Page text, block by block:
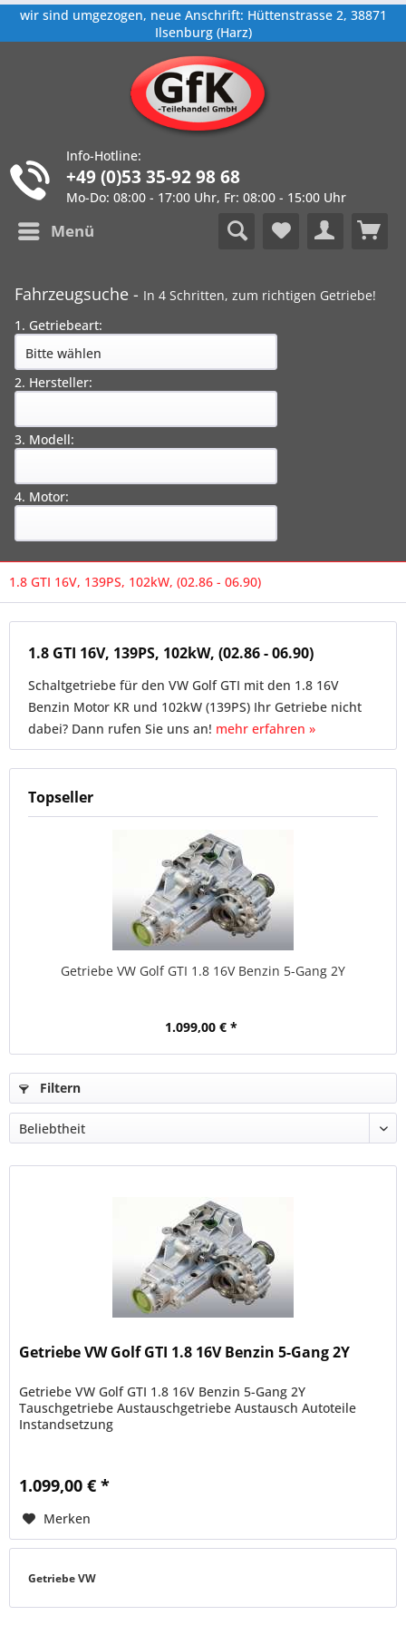
wir sind umgezogen, neue Anschrift: Hüttenstrasse 2, 38871
Ilsenburg (Harz)
Info-Hotline:
+49 (0)53 35-92 98 68
Mo-Do: 08:00 - 17:00 Uhr, Fr: 08:00 - 15:00 Uhr
Menü
Fahrzeugsuche - In 4 Schritten, zum richtigen Getriebe!
1. Getriebeart:
2. Hersteller:
3. Modell:
4. Motor:
1.8 GTI 16V, 139PS, 102kW, (02.86 - 06.90)
1.8 GTI 16V, 139PS, 102kW, (02.86 - 06.90)
Schaltgetriebe für den VW Golf GTI mit den 1.8 16V
Benzin Motor KR und 102kW (139PS) Ihr Getriebe nicht
dabei? Dann rufen Sie uns an! mehr erfahren »
Topseller
Getriebe VW Golf GTI 1.8 16V Benzin 5-Gang 2Y
1.099,00 € *
Filtern
Getriebe VW Golf GTI 1.8 16V Benzin 5-Gang 2Y
Getriebe VW Golf GTI 1.8 16V Benzin 5-Gang 2Y
Tauschgetriebe Austauschgetriebe Austausch Autoteile
Instandsetzung
1.099,00 € *
Merken
Getriebe VW